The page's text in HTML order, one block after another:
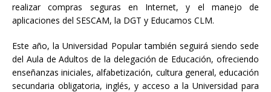
realizar compras seguras en Internet, y el manejo de
aplicaciones del SESCAM, la DGT y Educamos CLM.
Este año, la Universidad Popular también seguirá siendo sede
del Aula de Adultos de la delegación de Educación, ofreciendo
enseñanzas iniciales, alfabetización, cultura general, educación
secundaria obligatoria, inglés, y acceso a la Universidad para